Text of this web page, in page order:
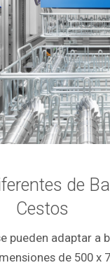
de
Cestos
pueden adaptar a
de 500 x